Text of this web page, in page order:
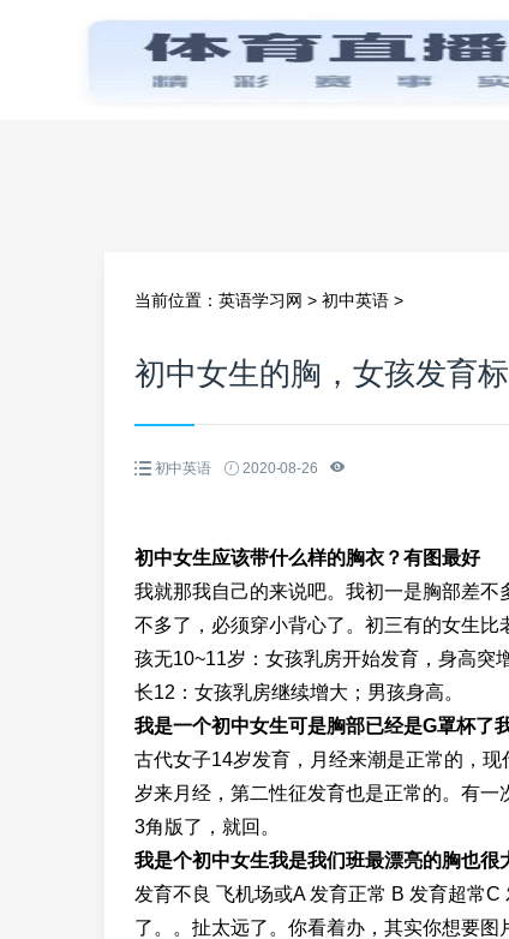
首页
当前位置： 英语学习网 > 初中英语 >
初中女生的胸，女孩发育标
初中英语 2020-08-26
初中女生应该带什么样的胸衣？有图最好
我就那我自己的来说吧。我初一是胸部差
不多了，必须穿小背心了。初三有的女生
孩无10~11岁：女孩乳房开始发育，身高突
长12：女孩乳房继续增大；男孩身高。
我是一个初中女生可是胸部已经是G罩杯了
古代女子14岁发育，月经来潮是正常的，
岁来月经，第二性征发育也是正常的。有
3角版了，就回。
我是个初中女生我是我们班最漂亮的胸也很
发育不良 飞机场或A 发育正常 B 发育超常
了。。扯太远了。你看着办，其实你想要